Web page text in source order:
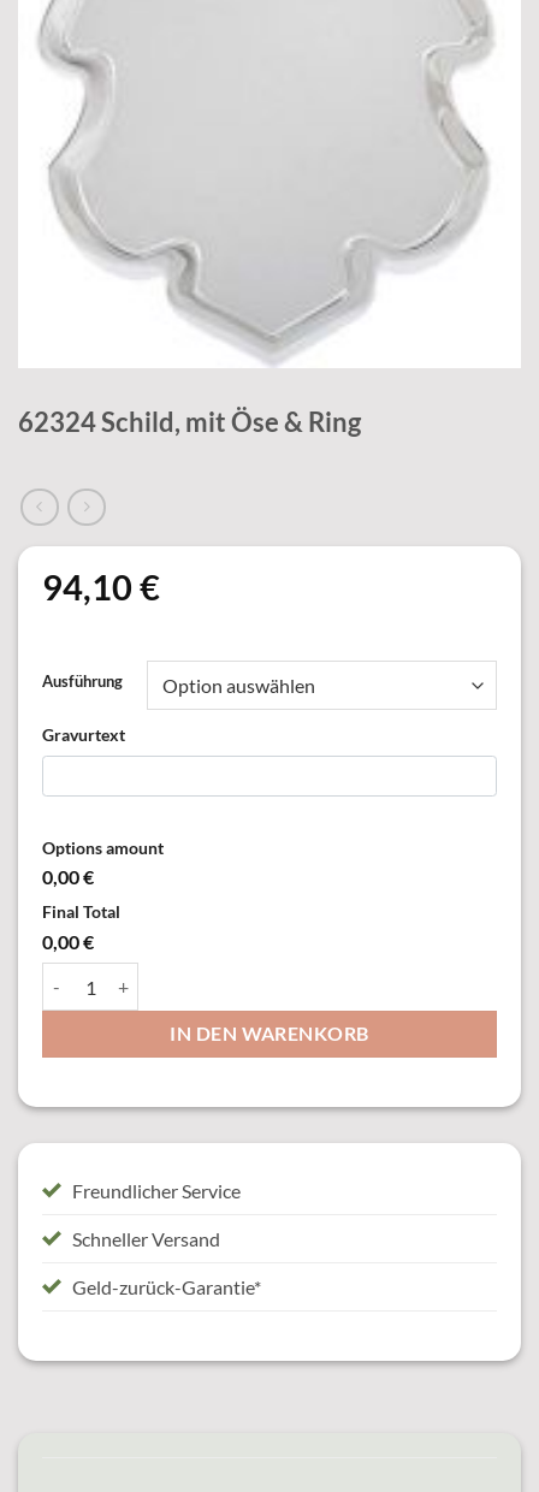
62324 Schild, mit Öse & Ring
94,10 €
Ausführung
Gravurtext
Options amount
0,00 €
Final Total
0,00 €
IN DEN WARENKORB
Freundlicher Service
Schneller Versand
Geld-zurück-Garantie*